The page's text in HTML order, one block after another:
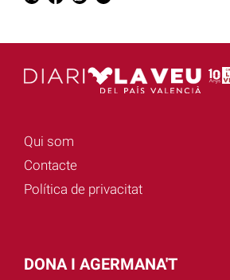
Qui som
Contacte
Política de privacitat
DONA I AGERMANA'T